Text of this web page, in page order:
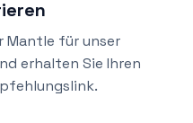
Mantle für unser
erhalten Sie Ihren